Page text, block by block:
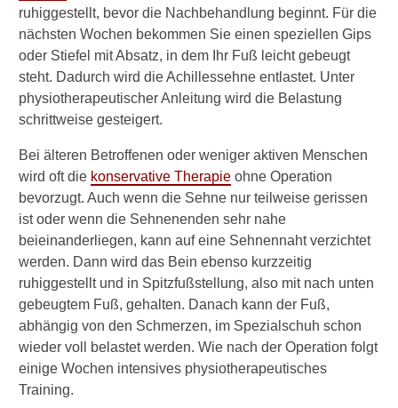
ruhiggestellt, bevor die Nachbehandlung beginnt. Für die
nächsten Wochen bekommen Sie einen speziellen Gips
oder Stiefel mit Absatz, in dem Ihr Fuß leicht gebeugt
steht. Dadurch wird die Achillessehne entlastet. Unter
physiotherapeutischer Anleitung wird die Belastung
schrittweise gesteigert.
Bei älteren Betroffenen oder weniger aktiven Menschen
wird oft die konservative Therapie ohne Operation
bevorzugt. Auch wenn die Sehne nur teilweise gerissen
ist oder wenn die Sehnenenden sehr nahe
beieinanderliegen, kann auf eine Sehnennaht verzichtet
werden. Dann wird das Bein ebenso kurzzeitig
ruhiggestellt und in Spitzfußstellung, also mit nach unten
gebeugtem Fuß, gehalten. Danach kann der Fuß,
abhängig von den Schmerzen, im Spezialschuh schon
wieder voll belastet werden. Wie nach der Operation folgt
einige Wochen intensives physiotherapeutisches
Training.
OP
Nach der OP
Krankschreibung bei
Achillessehnenriss
Sport danach
Vorbeugung
Sportarten mit hoher
Belastung
Risiko für einen zweiten Riss
►